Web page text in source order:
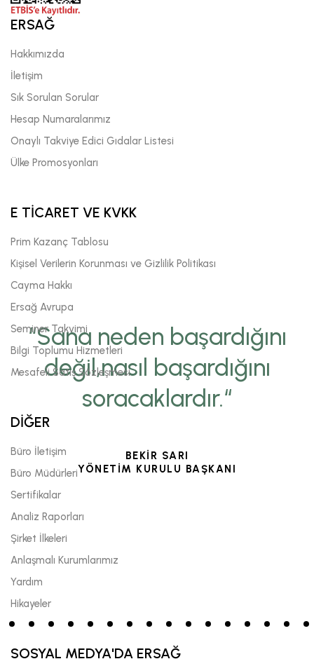
“Sana neden başardığını
değil,nasıl başardığını
soracaklardır.“
BEKİR SARI
YÖNETİM KURULU BAŞKANI
ERSAĞ
Hakkımızda
İletişim
Sık Sorulan Sorular
Hesap Numaralarımız
Onaylı Takviye Edici Gıdalar Listesi
Ülke Promosyonları
E TİCARET VE KVKK
Prim Kazanç Tablosu
Kişisel Verilerin Korunması ve Gizlilik Politikası
Cayma Hakkı
Ersağ Avrupa
Seminer Takvimi
Bilgi Toplumu Hizmetleri
Mesafeli Satış Sözleşmesi
DİĞER
Büro İletişim
Büro Müdürleri
Sertifikalar
Analiz Raporları
Şirket İlkeleri
Anlaşmalı Kurumlarımız
Yardım
Hikayeler
SOSYAL MEDYA'DA ERSAĞ